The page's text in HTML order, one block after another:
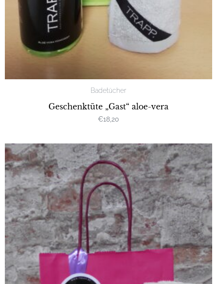
Badetücher
Geschenktüte „Gast“ aloe-vera
€18,20